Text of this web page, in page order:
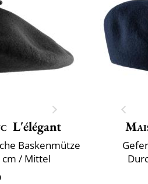
L'élégant
Baskenmütze
/ Mittel